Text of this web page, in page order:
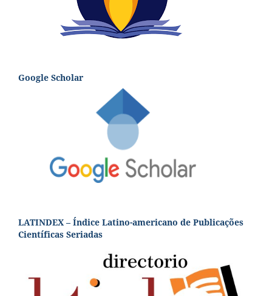
Google Scholar
LATINDEX – Índice Latino-americano de Publicações
Científicas Seriadas